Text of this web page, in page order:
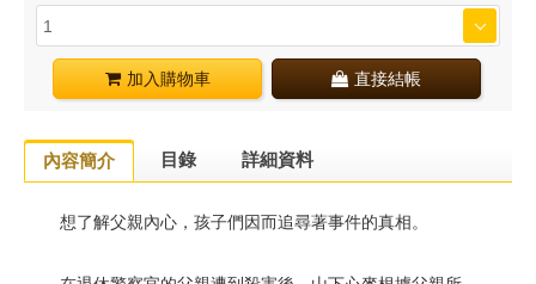
加入購物車 直接結帳
內容簡介 目錄 詳細資料
想了解父親內心，孩子們因而追尋著事件的真相。